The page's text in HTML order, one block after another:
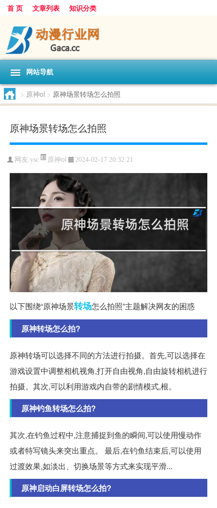
首 页 文章列表 知识分类
网站导航
> 原神ol > 原神场景转场怎么拍照
原神场景转场怎么拍照
网友:ysc 原神ol 2024-02-17 20:32:21
以下围绕“原神场景转场怎么拍照”主题解决网友的困惑
原神转场怎么拍?
原神转场可以选择不同的方法进行拍摄。首先,可以选择在
游戏设置中调整相机视角,打开自由视角,自由旋转相机进行
拍摄。其次,可以利用游戏内自带的剧情模式,根。
原神钓鱼转场怎么拍?
其次,在钓鱼过程中,注意捕捉到鱼的瞬间,可以使用慢动作
或者特写镜头来突出重点。 最后,在钓鱼结束后,可以使用
过渡效果,如淡出、切换场景等方式来实现平滑...
原神启动白屏转场怎么拍?